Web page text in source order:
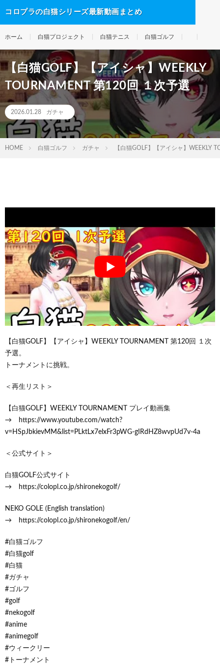
コロプラの白猫シリーズ最新動画まとめ
ホーム 白猫プロジェクト 白猫テニス 白猫ゴルフ
【白猫GOLF】【アイシャ】WEEKLY
TOURNAMENT 第120回 １次予選
2026.01.28 ガチャ
HOME 白猫ゴルフ ガチャ 【白猫GOLF】【アイシャ】WEEKLY
【白猫GOLF】【アイシャ】WEEKLY TOURNAMENT 第120回 １次
予選。
トーナメントに挑戦。
＜再生リスト＞
【白猫GOLF】WEEKLY TOURNAMENT プレイ動画集
→ https://www.youtube.com/watch?
v=HSpJbkievMM&list=PLktLx7elxFr3pWG-gIRdHZ8wvpUd7v-4a
＜公式サイト＞
白猫GOLF公式サイト
→ https://colopl.co.jp/shironekogolf/
NEKO GOLE (English translation)
→ https://colopl.co.jp/shironekogolf/en/
#白猫ゴルフ
#白猫golf
#白猫
#ガチャ
#ゴルフ
#golf
#nekogolf
#anime
#animegolf
#ウィークリー
#トーナメント